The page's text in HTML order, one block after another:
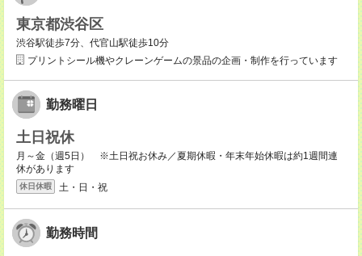
東京都渋谷区
渋谷駅徒歩7分、代官山駅徒歩10分
プリントシール機やクレーンゲームの景品の企画・制作を行っています
勤務曜日
土日祝休
月～金（週5日） ※土日祝お休み／夏期休暇・年末年始休暇は約1週間連
休があります
休日休暇 土・日・祝
勤務時間